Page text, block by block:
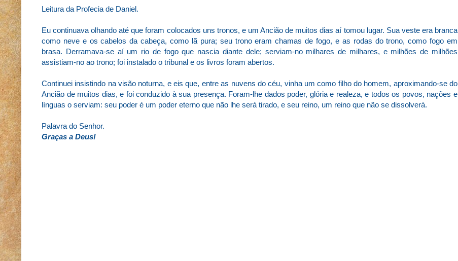
Leitura da Profecia de Daniel.
Eu continuava olhando até que foram colocados uns tronos, e um Ancião de muitos dias aí tomou lugar. Sua veste era branca
como neve e os cabelos da cabeça, como lã pura; seu trono eram chamas de fogo, e as rodas do trono, como fogo em
brasa. Derramava-se aí um rio de fogo que nascia diante dele; serviam-no milhares de milhares, e milhões de milhões
assistiam-no ao trono; foi instalado o tribunal e os livros foram abertos.
Continuei insistindo na visão noturna, e eis que, entre as nuvens do céu, vinha um como filho do homem, aproximando-se do
Ancião de muitos dias, e foi conduzido à sua presença. Foram-lhe dados poder, glória e realeza, e todos os povos, nações e
línguas o serviam: seu poder é um poder eterno que não lhe será tirado, e seu reino, um reino que não se dissolverá.
Palavra do Senhor.
Graças a Deus!